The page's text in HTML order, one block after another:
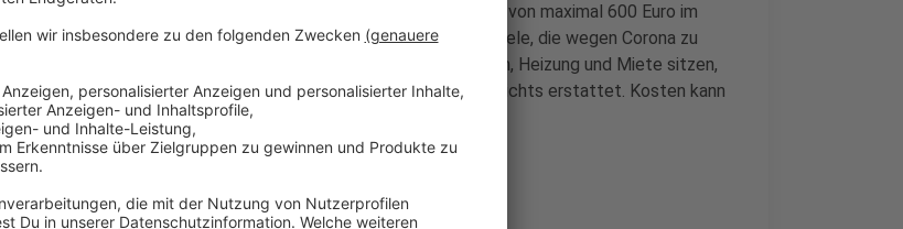
Homeoffice-Pauschale:
Es soll eine Home­office-Pauschale von maximal 600 Euro im
Jahr rück­wirkend ab 2020 geben. Seit dem Früh­jahr bleiben viele, die wegen Corona zu
Hause arbeiten müssen, auf ihren anteiligen Kosten für Strom, Heizung und Miete sitzen,
weil sie kein separates Heimbüro haben und ihr Arbeit­geber nichts erstattet. Kosten kann
derzeit nur absetzen, wer ein extra Zimmer als Heimbüro hat.
Anzeige